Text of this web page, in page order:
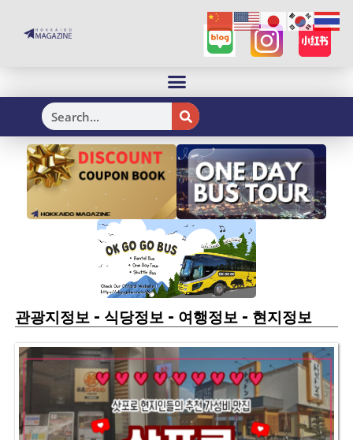
H
관광지정보- 식당정보- 여행정보- 현지정보